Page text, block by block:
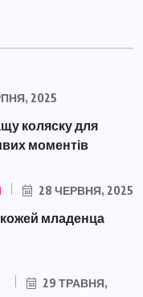
2025
коляску для
моментів
28 ЧЕРВНЯ, 2025
младенца
29 ТРАВНЯ,